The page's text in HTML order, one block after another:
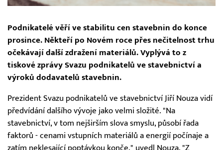
Podnikatelé věří ve stabilitu cen stavebnin do konce
prosince. Někteří po Novém roce přes nečitelnost trhu
očekávají další zdražení materiálů. Vyplývá to z
tiskové zprávy Svazu podnikatelů ve stavebnictví a
výroků dodavatelů stavebnin.
Prezident Svazu podnikatelů ve stavebnictví Jiří Nouza vidí
předvídání dalšího vývoje jako velmi složité. "Na
stavebnictví, v tom nejširším slova smyslu, působí řada
faktorů - cenami vstupních materiálů a energií počínaje a